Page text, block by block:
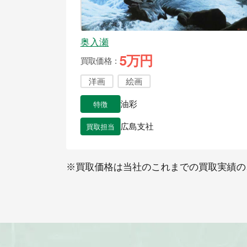
奥入瀬
買取価格 5万円
洋画 絵画
特徴 油彩
買取担当 広島支社
※買取価格は当社のこれまでの買取実績